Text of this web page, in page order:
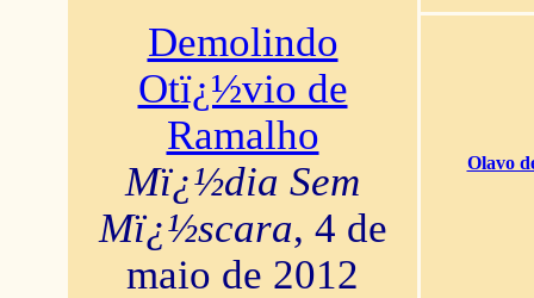
Demolindo
Otï¿½vio de
Ramalho
Mï¿½dia Sem
Mï¿½scara, 4 de
maio de 2012
Olavo